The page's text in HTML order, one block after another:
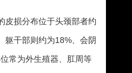
损分布位于头颈部者约
躯干部则约为18%、会阴
常为外生殖器、肛周等